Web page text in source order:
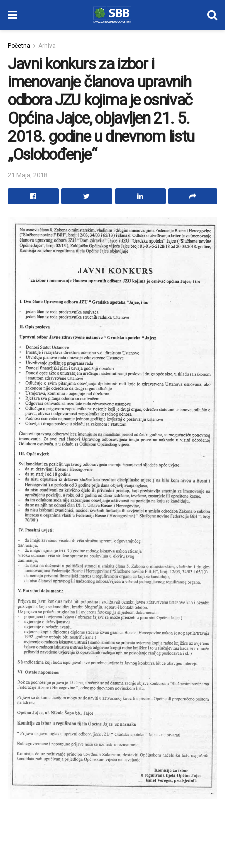
Početna Arhiva
Javni konkurs za izbor i
imenovanje članova upravnih
odbora JZU kojima je osnivač
Općina Jajce, objavljen 21. 5.
2018. godine u dnevnom listu
„Oslobođenje“
21 Maja, 2018